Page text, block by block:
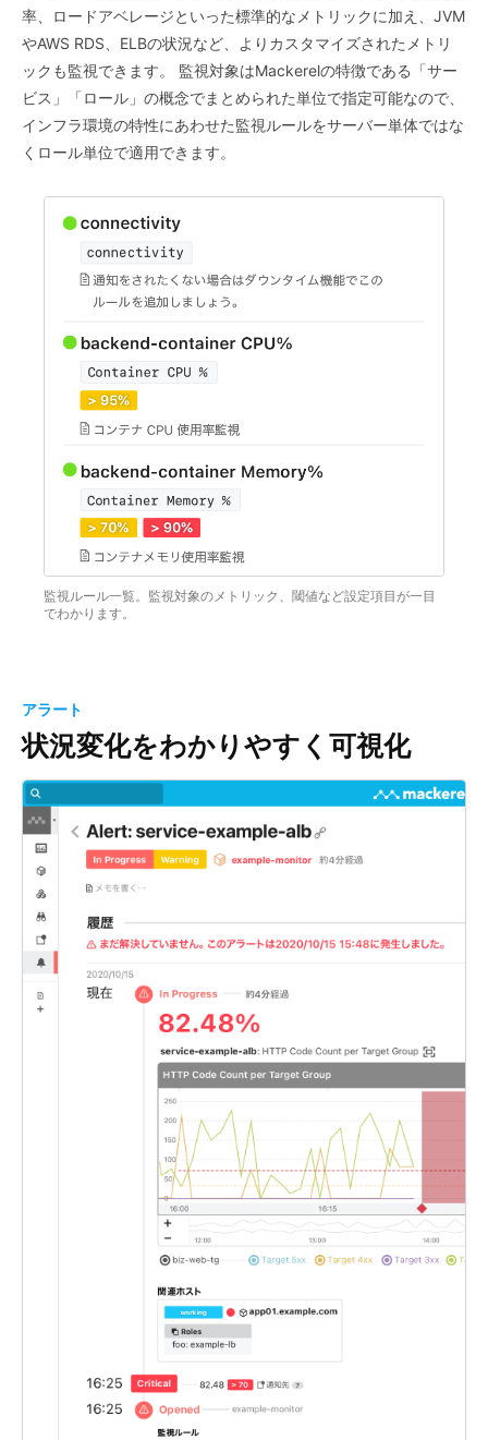
率、ロードアベレージといった標準的なメトリックに加え、JVM
やAWS RDS、ELBの状況など、よりカスタマイズされたメトリ
ックも監視できます。 監視対象はMackerelの特徴である「サー
ビス」「ロール」の概念でまとめられた単位で指定可能なので、
インフラ環境の特性にあわせた監視ルールをサーバー単体ではな
くロール単位で適用できます。
監視ルール一覧。監視対象のメトリック、閾値など設定項目が一目
でわかります。
アラート
状況変化をわかりやすく可視化